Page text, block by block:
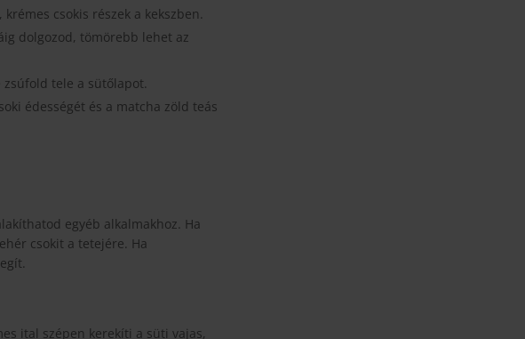
csokis részek a kekszben.
dolgozod, tömörebb lehet az
tele a sütőlapot.
édességét és a matcha zöld teás
egyéb alkalmakhoz. Ha
csokit a tetejére. Ha
ital szépen kerekíti a süti vajas,